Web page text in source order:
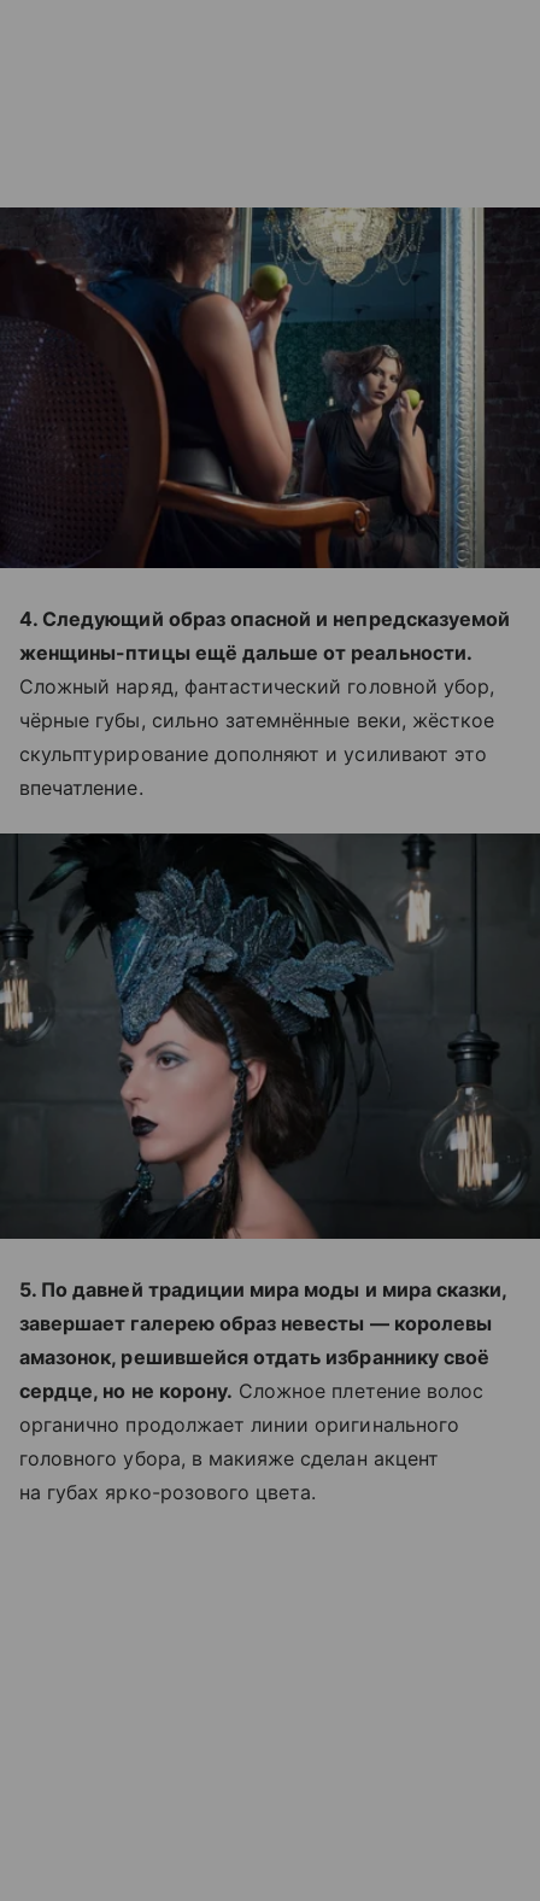
4. Следующий образ опасной и непредсказуемой
женщины-птицы ещё дальше от реальности.
Сложный наряд, фантастический головной убор,
чёрные губы, сильно затемнённые веки, жёсткое
скульптурирование дополняют и усиливают это
впечатление.
5. По давней традиции мира моды и мира сказки,
завершает галерею образ невесты — королевы
амазонок, решившейся отдать избраннику своё
сердце, но не корону. Сложное плетение волос
органично продолжает линии оригинального
головного убора, в макияже сделан акцент
на губах ярко-розового цвета.